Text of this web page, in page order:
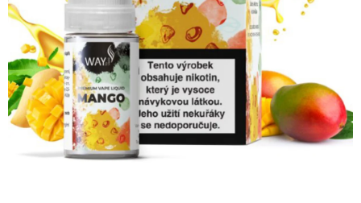
DÁRKOVÉ VOUCHERY
ATOMIZÉRY A CARTRIDGE
DIY
BATERIE A NABÍJEČKY